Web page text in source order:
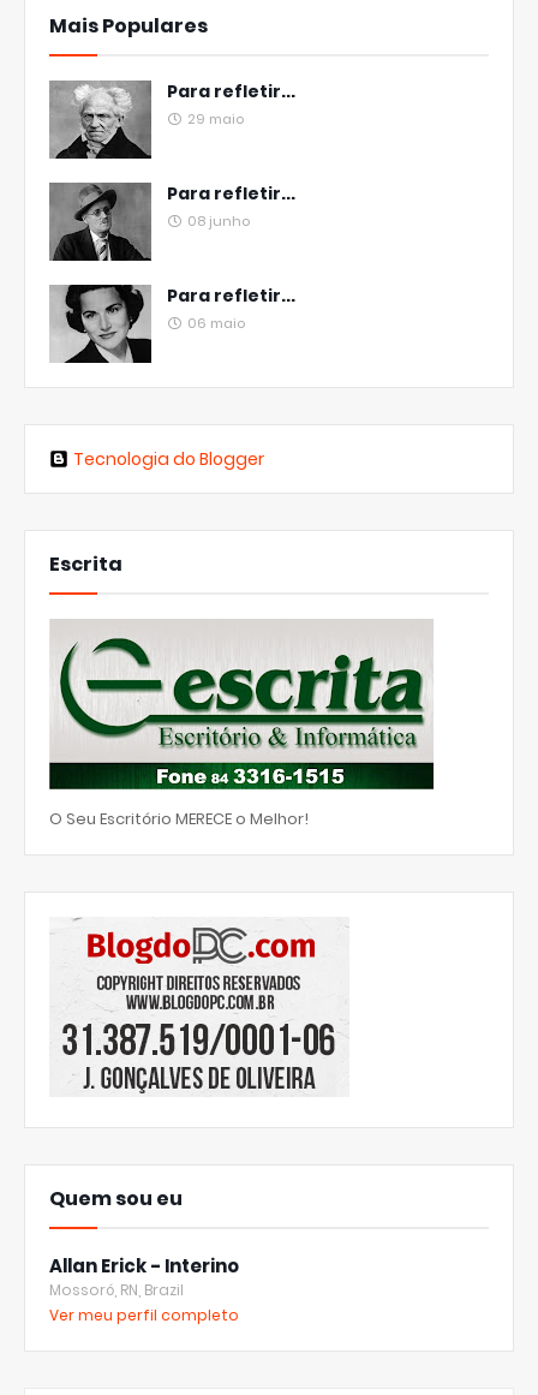
Mais Populares
Para refletir...
29 maio
Para refletir...
08 junho
Para refletir...
06 maio
Tecnologia do Blogger
Escrita
O Seu Escritório MERECE o Melhor!
Quem sou eu
Allan Erick - Interino
Mossoró, RN, Brazil
Ver meu perfil completo